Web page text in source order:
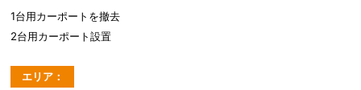
1台用カーポートを撤去
2台用カーポート設置
エリア：